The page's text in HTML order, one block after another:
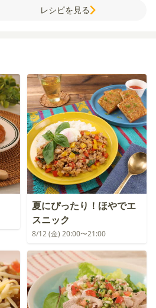
レシピを見る
夏にぴったり！ほやでエ
スニック
8/12 (金) 20:00〜21:00